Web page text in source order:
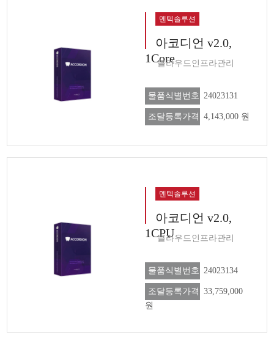
멘텍솔루션
아코디언 v2.0,
1Core
클라우드인프라관리
물품식별번호 24023131
조달등록가격 4,143,000 원
멘텍솔루션
아코디언 v2.0,
1CPU
클라우드인프라관리
물품식별번호 24023134
조달등록가격 33,759,000
원